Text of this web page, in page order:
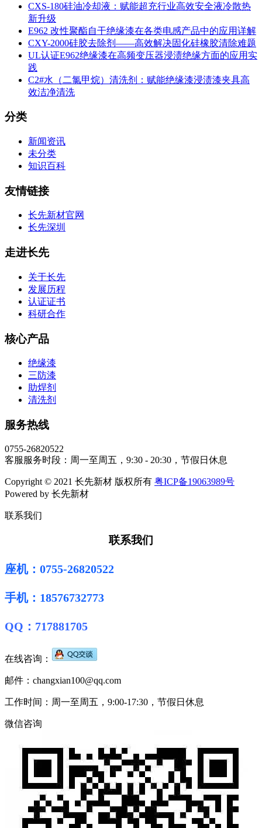
CXS-180硅油冷却液：赋能超充行业高效安全液冷散热
新升级
E962 改性聚酯自干绝缘漆在各类电感产品中的应用详解
CXY-2000硅胶去除剂——高效解决固化硅橡胶清除难题
UL认证E962绝缘漆在高频变压器浸渍绝缘方面的应用实
践
C2#水（二氯甲烷）清洗剂：赋能绝缘漆浸渍漆夹具高
效洁净清洗
分类
新闻资讯
未分类
知识百科
友情链接
长先新材官网
长先深圳
走进长先
关于长先
发展历程
认证证书
科研合作
核心产品
绝缘漆
三防漆
助焊剂
清洗剂
服务热线
0755-26820522
客服服务时段：周一至周五，9:30 - 20:30，节假日休息
Copyright © 2021 长先新材 版权所有 粤ICP备19063989号
Powered by 长先新材
联系我们
联系我们
座机：0755-26820522
手机：18576732773
QQ：717881705
在线咨询：
邮件：changxian100@qq.com
工作时间：周一至周五，9:00-17:30，节假日休息
微信咨询